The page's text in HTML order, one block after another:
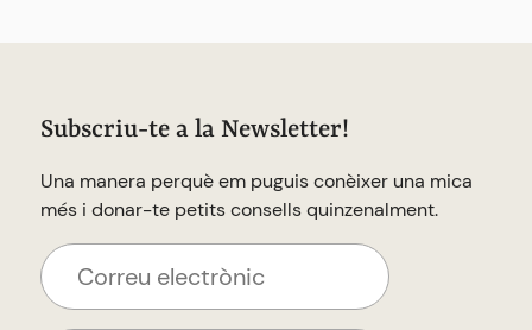
Subscriu-te a la Newsletter!
Una manera perquè em puguis conèixer una mica
més i donar-te petits consells quinzenalment.